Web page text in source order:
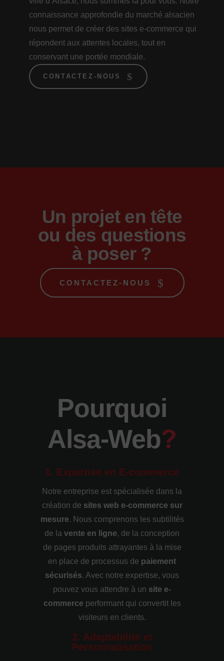
connaissance approfondie du marché alsacien
nous permet de créer des sites e-commerce qui
répondent aux attentes locales, tout en
conservant une portée mondiale.
CONTACTEZ-NOUS
Un projet en tête
ou des questions
à poser ?
CONTACTEZ-NOUS
Pourquoi
Alsa-Web?
1. Expertise en E-commerce
Notre entreprise est spécialisée dans la
création de sites web e-commerce sur
mesure. Nous comprenons les subtilités
de la vente en ligne, de la conception
de pages produits attrayantes à la mise
en place de processus de paiement
sécurisés. Avec notre expertise, vous
pouvez vous attendre à un site e-
commerce performant qui convertit les
visiteurs en clients.
2. Adaptabilité et
Personnalisation